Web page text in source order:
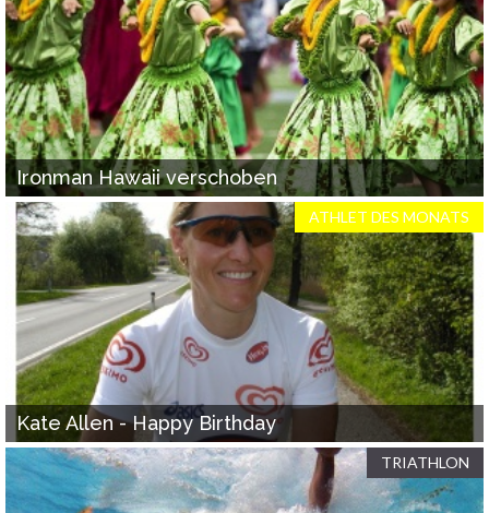
Ironman Hawaii verschoben
ATHLET DES MONATS
Kate Allen - Happy Birthday
TRIATHLON